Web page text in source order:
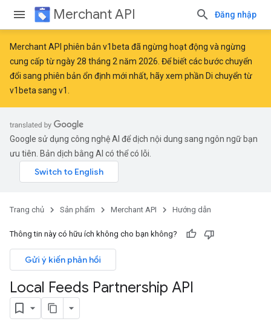
Merchant API Đăng nhập
Merchant API phiên bản v1beta đã ngừng hoạt động và ngừng
cung cấp từ ngày 28 tháng 2 năm 2026. Để biết các bước chuyển
đổi sang phiên bản ổn định mới nhất, hãy xem phần Di chuyển từ
v1beta sang v1
Google sử dụng công nghệ AI để dịch nội dung sang ngôn ngữ bạn
ưu tiên. Bản dịch bằng AI có thể có lỗi.
Trang chủ Sản phẩm Merchant API Hướng dẫn
Thông tin này có hữu ích không cho bạn không?
Gửi ý kiến phản hồi
Local Feeds Partnership API